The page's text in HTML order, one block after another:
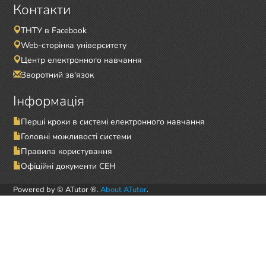
Контакти
ТНТУ в Facebook
Web-сторінка університету
Центр електронного навчання
Зворотний зв'язок
Інформація
Перші кроки в системі електронного навчання
Головні можливості системи
Правила користування
Офіційні документи СЕН
Powered by © ATutor ®. About ATutor.